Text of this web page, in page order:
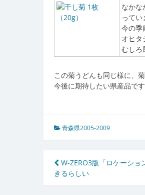
なかな
ってい
今の季
オヒタ
むしろ
この菊うどんも同じ様に、
今後に期待したい県産品です
青森県2005-2009
投
稿
W-ZERO3版「ロケーショ
きるらしい